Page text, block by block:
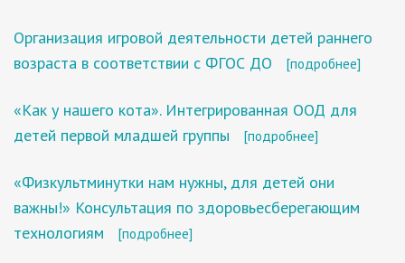
Организация игровой деятельности детей раннего
возраста в соответствии с ФГОС ДО
[подробнее]
«Как у нашего кота». Интегрированная ООД для
детей первой младшей группы
[подробнее]
«Физкультминутки нам нужны, для детей они
важны!» Консультация по здоровьесберегающим
технологиям
[подробнее]